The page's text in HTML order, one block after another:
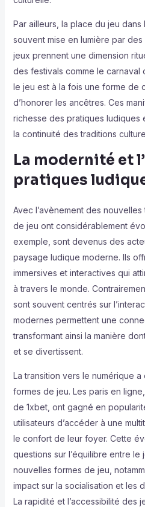
Par ailleurs, la place du jeu
souvent mise en lumière par
jeux prennent une dimension
des festivals comme le carnaval
le jeu est à la fois une forme de
d’honorer les ancêtres. Ces
richesse des pratiques ludiques
la continuité des traditions
La modernité et
pratiques
Avec l’avènement des
de jeu ont considérablement
exemple, sont devenus des
paysage ludique moderne. Ils
immersives et interactives qui
à travers le monde.
sont souvent centrés sur
modernes permettent une
transformant ainsi la manière
et se divertissent.
La transition vers le numérique
formes de jeu. Les paris en
de 1xbet, ont gagné en
utilisateurs d’accéder à une
le confort de leur foyer. Cette
questions sur l’équilibre entre le
nouvelles formes de jeu,
impact sur la socialisation et les
La rapidité et l’accessibilité des